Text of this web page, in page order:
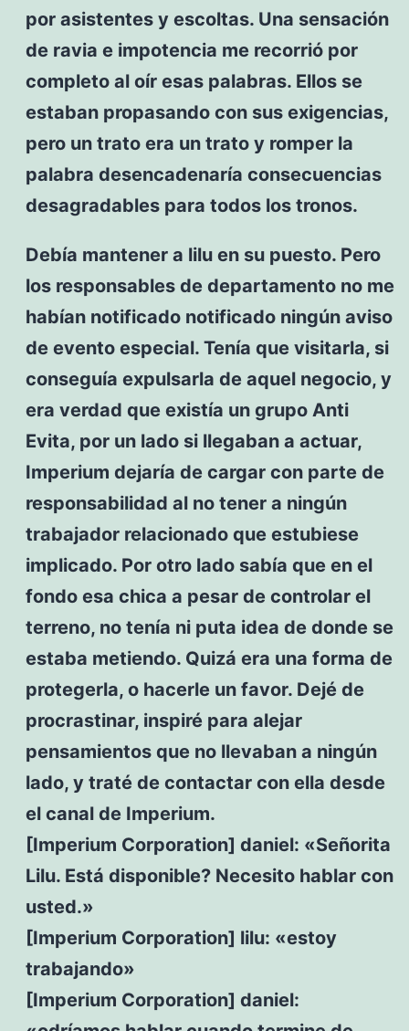
por asistentes y escoltas. Una sensación
de ravia e impotencia me recorrió por
completo al oír esas palabras. Ellos se
estaban propasando con sus exigencias,
pero un trato era un trato y romper la
palabra desencadenaría consecuencias
desagradables para todos los tronos.
Debía mantener a lilu en su puesto. Pero
los responsables de departamento no me
habían notificado notificado ningún aviso
de evento especial. Tenía que visitarla, si
conseguía expulsarla de aquel negocio, y
era verdad que existía un grupo Anti
Evita, por un lado si llegaban a actuar,
Imperium dejaría de cargar con parte de
responsabilidad al no tener a ningún
trabajador relacionado que estubiese
implicado. Por otro lado sabía que en el
fondo esa chica a pesar de controlar el
terreno, no tenía ni puta idea de donde se
estaba metiendo. Quizá era una forma de
protegerla, o hacerle un favor. Dejé de
procrastinar, inspiré para alejar
pensamientos que no llevaban a ningún
lado, y traté de contactar con ella desde
el canal de Imperium.
[Imperium Corporation] daniel: «Señorita
Lilu. Está disponible? Necesito hablar con
usted.»
[Imperium Corporation] lilu: «estoy
trabajando»
[Imperium Corporation] daniel: